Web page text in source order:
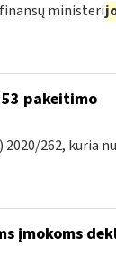
ministeri
pakeitimo
2020/262, kuria
įmokoms